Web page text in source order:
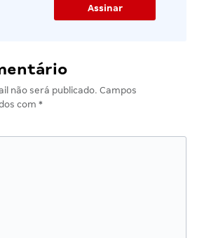
não será publicado. Campos
com *